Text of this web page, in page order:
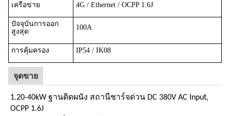
เครือข่าย 4G / Ethernet / OCPP 1.6J
ปัจจุบันการออก
สูงสุด
100A
การคุ้มครอง IP54 / IK08
จุดขาย
1.20-40kW ฐานติดผนัง สถานีชาร์จด่วน DC 380V AC Input,
OCPP 1.6J